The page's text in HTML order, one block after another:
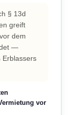
§ 13d
greift
dem
—
Erblassers
vor